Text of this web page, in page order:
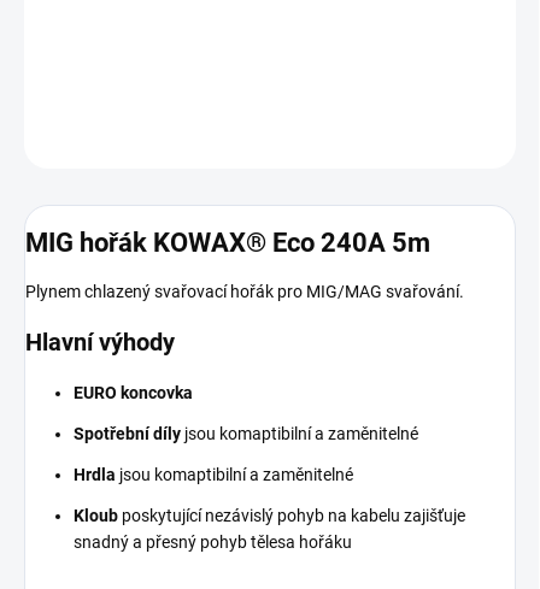
MIG hořák KOWAX® Eco 240A 5m
Plynem chlazený svařovací hořák pro MIG/MAG svařování.
Hlavní výhody
EURO koncovka
Spotřební díly jsou komaptibilní a zaměnitelné
Hrdla jsou komaptibilní a zaměnitelné
Kloub poskytující nezávislý pohyb na kabelu zajišťuje
snadný a přesný pohyb tělesa hořáku